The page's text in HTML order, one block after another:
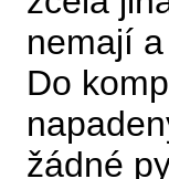
nemají
Do
žádné